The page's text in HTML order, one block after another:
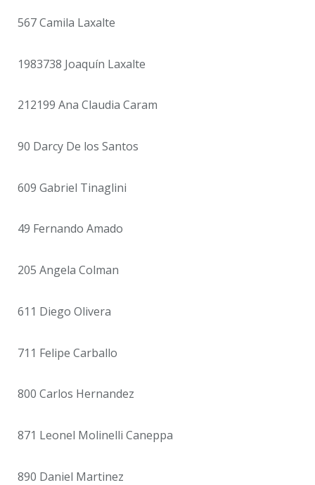
567 Camila Laxalte
1983738 Joaquín Laxalte
212199 Ana Claudia Caram
90 Darcy De los Santos
609 Gabriel Tinaglini
49 Fernando Amado
205 Angela Colman
611 Diego Olivera
711 Felipe Carballo
800 Carlos Hernandez
871 Leonel Molinelli Caneppa
890 Daniel Martinez